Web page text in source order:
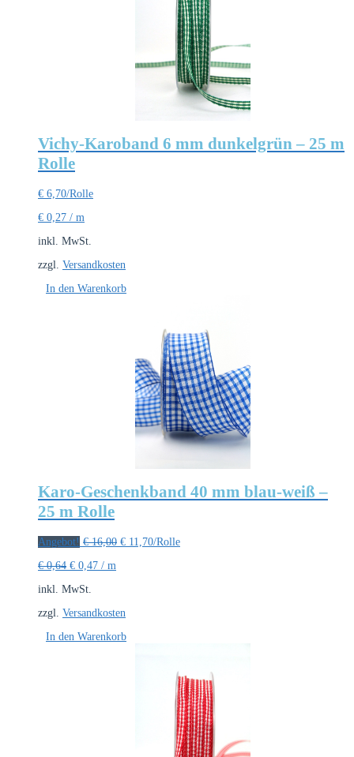
Vichy-Karoband 6 mm dunkelgrün – 25 m
Rolle
€ 6,70/Rolle
€ 0,27 / m
inkl. MwSt.
zzgl. Versandkosten
In den Warenkorb
Karo-Geschenkband 40 mm blau-weiß –
25 m Rolle
Angebot! €16,00 Ursprünglicher
€ 11,70Aktueller
/Rolle
€0,64 € 0,47 / m
inkl. MwSt.
zzgl. Versandkosten
In den Warenkorb